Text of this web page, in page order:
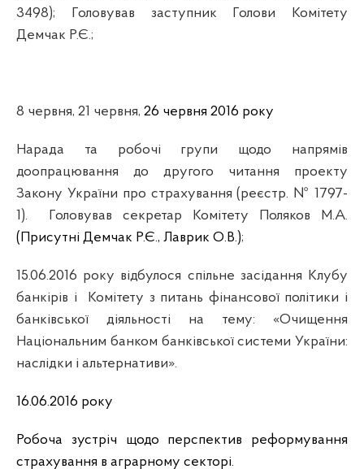
3498); Головував заступник Голови Комітету
Демчак Р.Є.;
8 червня, 21 червня, 26 червня 2016 року
Нарада та робочі групи щодо напрямів
доопрацювання до другого читання проекту
Закону України про страхування (реєстр. № 1797-
1).
Головував секретар Комітету Поляков М.А.
(Присутні Демчак Р.Є., Лаврик О.В.);
15.06.2016 року відбулося спільне засідання Клубу
банкірів і Комітету з питань фінансової політики і
банківської діяльності на тему: «Очищення
Національним банком банківської системи України:
наслідки і альтернативи».
16.06.2016 року
Робоча зустріч щодо перспектив реформування
страхування в аграрному секторі.